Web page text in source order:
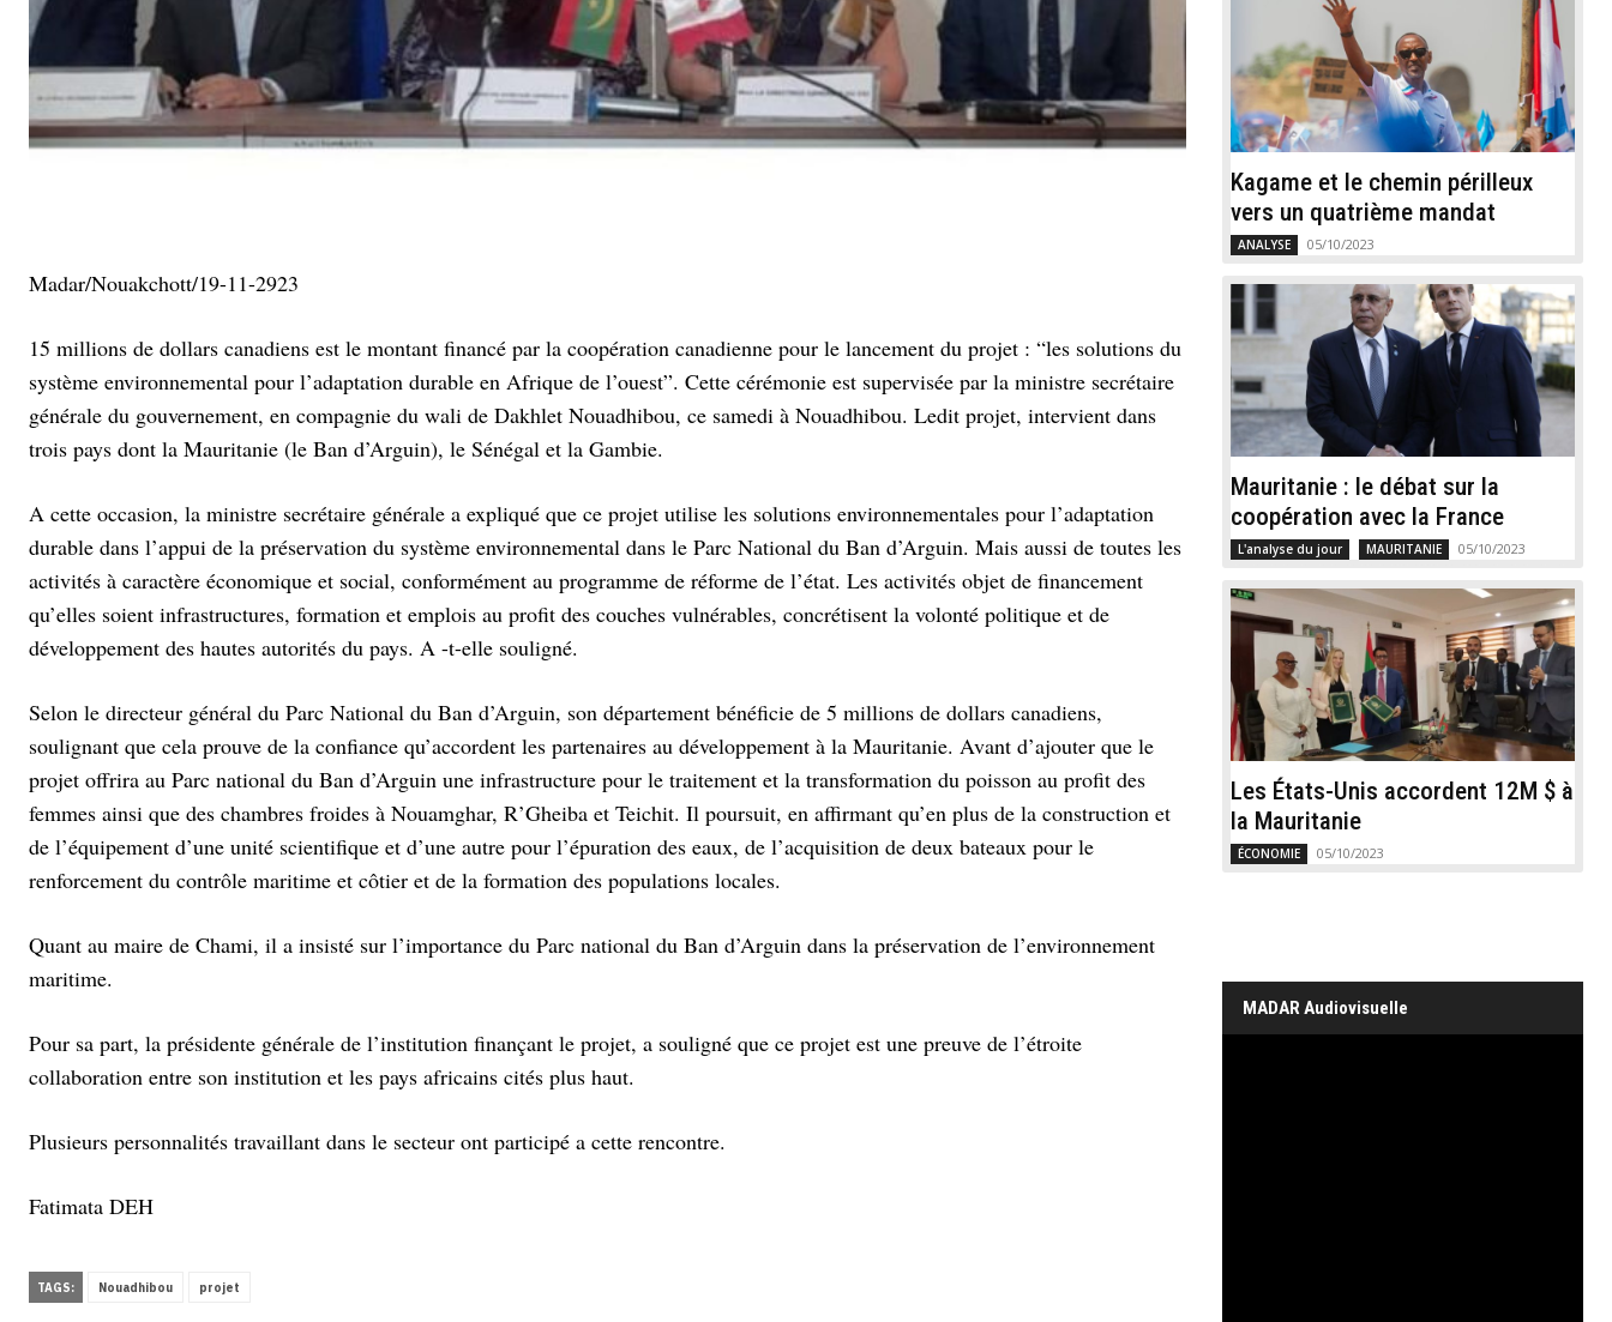
Madar/Nouakchott/19-11-2923
15 millions de dollars canadiens est le montant financé par la coopération canadienne pour le lancement du projet : “les solutions du
système environnemental pour l’adaptation durable en Afrique de l’ouest”. Cette cérémonie est supervisée par la ministre secrétaire
générale du gouvernement, en compagnie du wali de Dakhlet Nouadhibou, ce samedi à Nouadhibou. Ledit projet, intervient dans
trois pays dont la Mauritanie (le Ban d’Arguin), le Sénégal et la Gambie.
A cette occasion, la ministre secrétaire générale a expliqué que ce projet utilise les solutions environnementales pour l’adaptation
durable dans l’appui de la préservation du système environnemental dans le Parc National du Ban d’Arguin. Mais aussi de toutes les
activités à caractère économique et social, conformément au programme de réforme de l’état. Les activités objet de financement
qu’elles soient infrastructures, formation et emplois au profit des couches vulnérables, concrétisent la volonté politique et de
développement des hautes autorités du pays. A -t-elle souligné.
Selon le directeur général du Parc National du Ban d’Arguin, son département bénéficie de 5 millions de dollars canadiens,
soulignant que cela prouve de la confiance qu’accordent les partenaires au développement à la Mauritanie. Avant d’ajouter que le
projet offrira au Parc national du Ban d’Arguin une infrastructure pour le traitement et la transformation du poisson au profit des
femmes ainsi que des chambres froides à Nouamghar, R’Gheiba et Teichit. Il poursuit, en affirmant qu’en plus de la construction et
de l’équipement d’une unité scientifique et d’une autre pour l’épuration des eaux, de l’acquisition de deux bateaux pour le
renforcement du contrôle maritime et côtier et de la formation des populations locales.
Quant au maire de Chami, il a insisté sur l’importance du Parc national du Ban d’Arguin dans la préservation de l’environnement
maritime.
Pour sa part, la présidente générale de l’institution finançant le projet, a souligné que ce projet est une preuve de l’étroite
collaboration entre son institution et les pays africains cités plus haut.
Plusieurs personnalités travaillant dans le secteur ont participé a cette rencontre.
Fatimata DEH
TAGS: Nouadhibou projet
Kagame et le chemin périlleux
vers un quatrième mandat
ANALYSE 05/10/2023
Mauritanie : le débat sur la
coopération avec la France
L'analyse du jour MAURITANIE 05/10/2023
Les États-Unis accordent 12M $ à
la Mauritanie
ÉCONOMIE 05/10/2023
MADAR Audiovisuelle